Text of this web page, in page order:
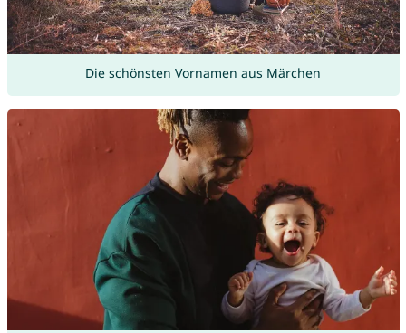
Die schönsten Vornamen aus Märchen